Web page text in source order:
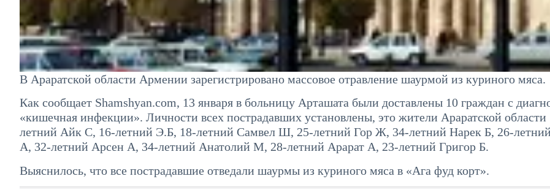
В Араратской области Армении зарегистрировано массовое отравление шаурмой из куриного мяса.
Как сообщает Shamshyan.com, 13 января в больницу Арташата были доставлены 10 граждан с
«кишечная инфекции». Личности всех пострадавших установлены, это жители Араратской области
летний Айк С, 16-летний Э.Б, 18-летний Самвел Ш, 25-летний Гор Ж, 34-летний Нарек Б, 26-
А, 32-летний Арсен А, 34-летний Анатолий М, 28-летний Арарат А, 23-летний Григор Б.
Выяснилось, что все пострадавшие отведали шаурмы из куриного мяса в «Ага фуд корт».